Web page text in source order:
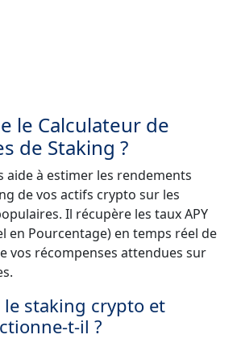
le Calculateur de
de Staking ?
aide à estimer les rendements
de vos actifs crypto sur les
Il récupère les taux APY
en Pourcentage) en temps réel de
vos récompenses attendues sur
le staking crypto et
t-il ?